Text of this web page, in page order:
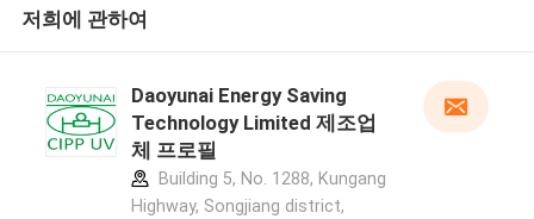
저희에 관하여
Daoyunai Energy Saving
Technology Limited 제조업
체 프로필
Building 5, No. 1288, Kungang
Highway, Songjiang district,